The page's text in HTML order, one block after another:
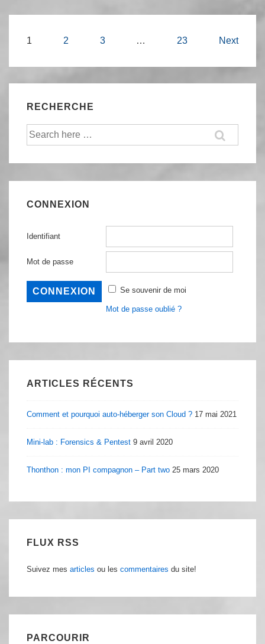
TL-
brické
Navigation
articles
1 2 3 … 23 Next
RECHERCHE
Recherche
CONNEXION
Identifiant
Mot de passe
Se souvenir de moi
Mot de passe oublié ?
ARTICLES RÉCENTS
Comment et pourquoi auto-héberger son Cloud ? 17 mai 2021
Mini-lab : Forensics & Pentest 9 avril 2020
Thonthon : mon PI compagnon – Part two 25 mars 2020
FLUX RSS
Suivez mes articles ou les commentaires du site!
PARCOURIR